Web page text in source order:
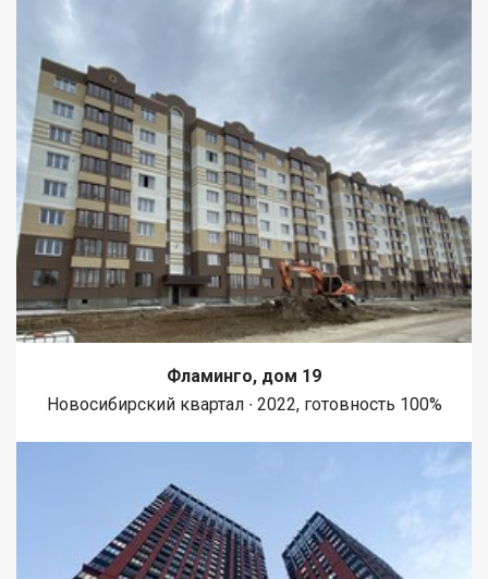
Фламинго, дом 19
Новосибирский квартал ∙ 2022, готовность 100%